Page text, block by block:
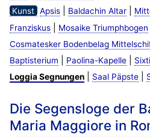
Kunst Apsis| Baldachin Altar|
Franziskus| Mosaike Triumphbogen
Cosmatesker Bodenbelag
Baptisterium Paolina-Kapelle|
Loggia Segnungen| Saal Päpste|
Die Segensloge der
Maria Maggiore in